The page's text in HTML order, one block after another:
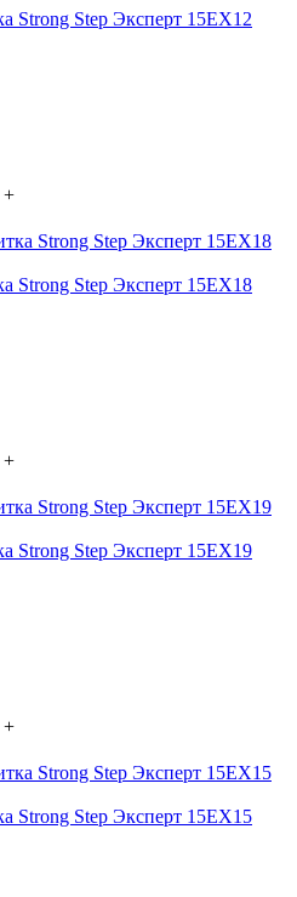
Strong Step Эксперт 15ЕХ12
+
Strong Step Эксперт 15ЕХ18
+
Strong Step Эксперт 15ЕХ19
+
Strong Step Эксперт 15ЕХ15